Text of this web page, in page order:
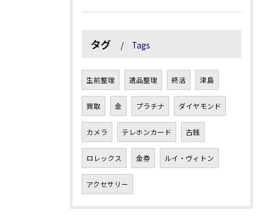
タグ Tags
生前整理 遺品整理 終活 津島
買取 金 プラチナ ダイヤモンド
カメラ テレホンカード 古銭
ロレックス 金券 ルイ・ヴィトン
アクセサリー